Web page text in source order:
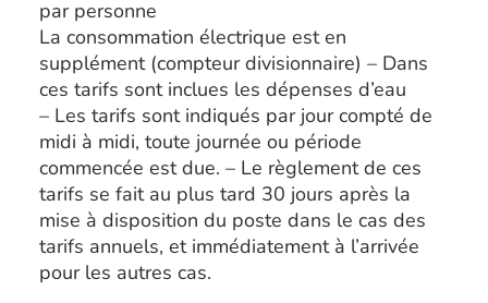
par personne
La consommation électrique est en
supplément (compteur divisionnaire) – Dans
ces tarifs sont inclues les dépenses d’eau
– Les tarifs sont indiqués par jour compté de
midi à midi, toute journée ou période
commencée est due. – Le règlement de ces
tarifs se fait au plus tard 30 jours après la
mise à disposition du poste dans le cas des
tarifs annuels, et immédiatement à l’arrivée
pour les autres cas.